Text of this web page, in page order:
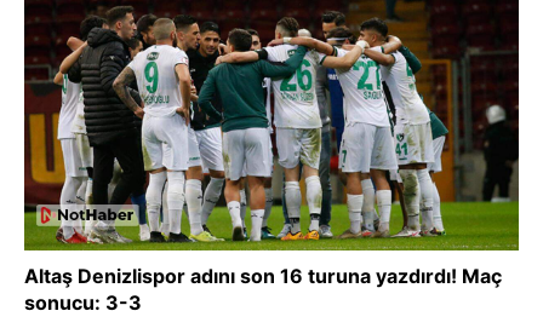
Altaş Denizlispor adını son 16 turuna yazdırdı! Maç
sonucu: 3-3